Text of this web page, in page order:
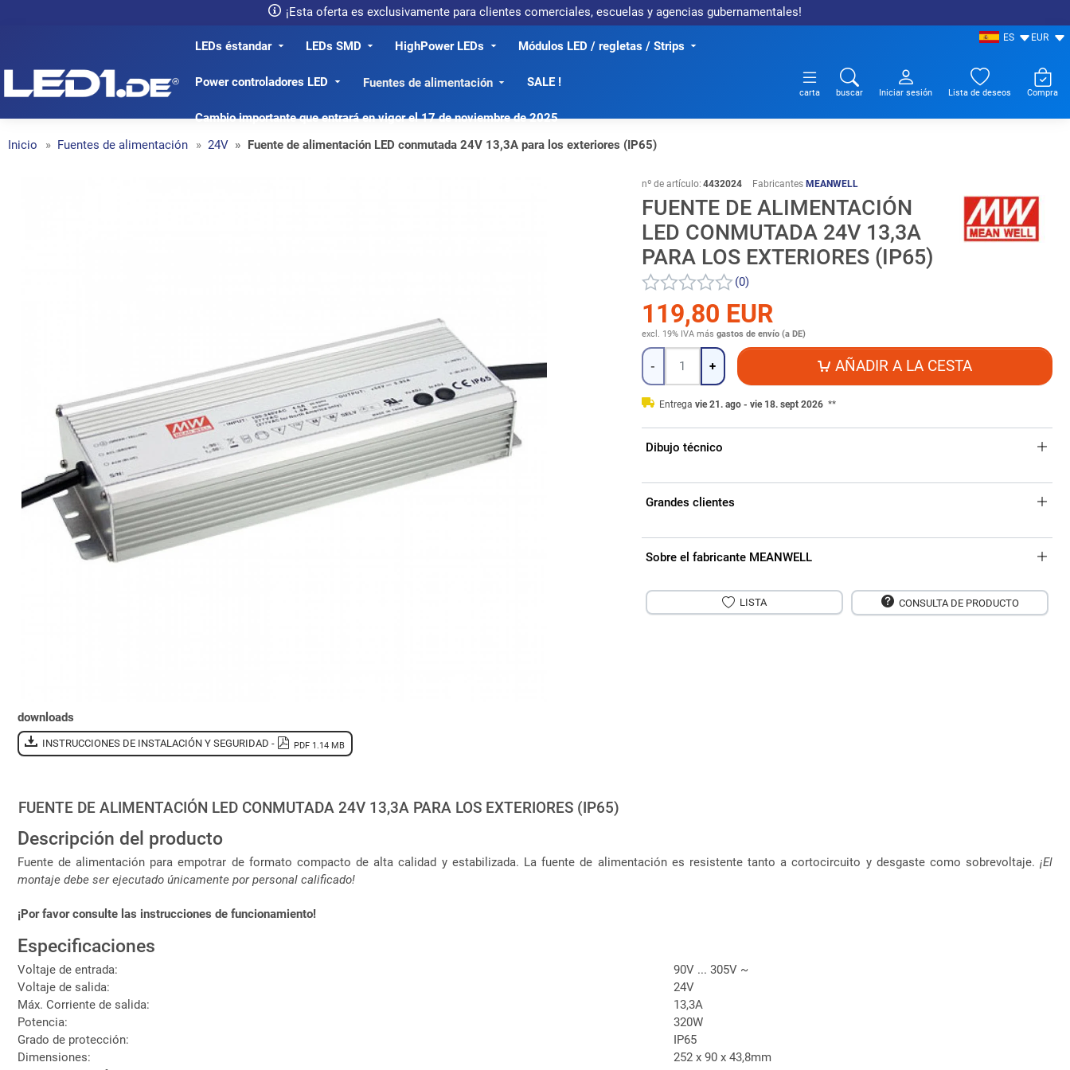
¡Esta oferta es exclusivamente para clientes comerciales, escuelas y agencias gubernamentales!
ES EUR
LEDs éstandar LEDs SMD HighPower LEDs Módulos LED / regletas / Strips
Power controladores LED Fuentes de alimentación SALE !
Cambio importante que entrará en vigor el 17 de noviembre de 2025
carta buscar Iniciar sesión Lista de deseos Compra
Inicio Fuentes de alimentación 24V Fuente de alimentación LED conmutada 24V 13,3A para los exteriores (IP65)
downloads
INSTRUCCIONES DE INSTALACIÓN Y SEGURIDAD - PDF 1.14 MB
nº de artículo: 4432024 Fabricantes MEANWELL
FUENTE DE ALIMENTACIÓN
LED CONMUTADA 24V 13,3A
PARA LOS EXTERIORES (IP65)
(0)
119,80 EUR
excl. 19% IVA más gastos de envío (a DE)
Cantidad
- + AÑADIR A LA CESTA
Entrega vie 21. ago - vie 18. sept 2026 **
Dibujo técnico
Grandes clientes
Sobre el fabricante MEANWELL
LISTA CONSULTA DE PRODUCTO
FUENTE DE ALIMENTACIÓN LED CONMUTADA 24V 13,3A PARA LOS EXTERIORES (IP65)
Descripción del producto
Fuente de alimentación para empotrar de formato compacto de alta calidad y estabilizada. La fuente de alimentación es resistente tanto a cortocircuito y desgaste como sobrevoltaje.¡El
montaje debe ser ejecutado únicamente por personal calificado!
¡Por favor consulte las instrucciones de funcionamiento!
Especificaciones
Voltaje de entrada:
90V ... 305V ~
Voltaje de salida:
24V
Máx. Corriente de salida:
13,3A
Potencia:
320W
Grado de protección:
IP65
Dimensiones:
252 x 90 x 43,8mm